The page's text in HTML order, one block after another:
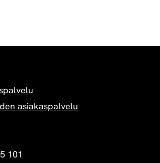
asiakaspalvelu
101